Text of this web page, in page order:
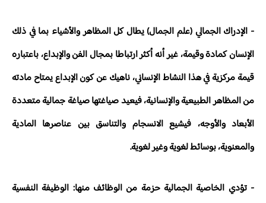
- الإدراك الجمالي (علم الجمال) يطال كل المظاهر والأشياء بما في ذلك
الإنسان كمادة وقيمة، غير أنه أكثر ارتباطا بمجال الفن والإبداع، باعتباره
قيمة مركزية في هذا النشاط الإنساني، ناهيك عن كون الإبداع يمتاح مادته
من المظاهر الطبيعية والإنسانية، فيعيد صياغتها صياغة جمالية متعددة
الأبعاد والأوجه، فيشيع الانسجام والتناسق بين عناصرها المادية
والمعنوية، بوسائط لغوية وغير لغوية.
- تؤدي الخاصية الجمالية حزمة من الوظائف منها: الوظيفة النفسية